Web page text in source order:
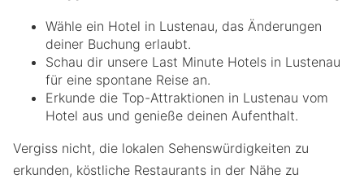
Wähle ein Hotel in Lustenau, das Änderungen
deiner Buchung erlaubt.
Schau dir unsere Last Minute Hotels in Lustenau
für eine spontane Reise an.
Erkunde die Top-Attraktionen in Lustenau vom
Hotel aus und genieße deinen Aufenthalt.
Vergiss nicht, die lokalen Sehenswürdigkeiten zu
erkunden, köstliche Restaurants in der Nähe zu